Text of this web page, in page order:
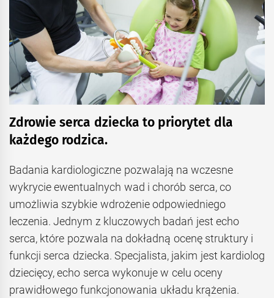
Zdrowie serca dziecka to priorytet dla
każdego rodzica.
Badania kardiologiczne pozwalają na wczesne
wykrycie ewentualnych wad i chorób serca, co
umożliwia szybkie wdrożenie odpowiedniego
leczenia. Jednym z kluczowych badań jest echo
serca, które pozwala na dokładną ocenę struktury i
funkcji serca dziecka. Specjalista, jakim jest kardiolog
dziecięcy, echo serca wykonuje w celu oceny
prawidłowego funkcjonowania układu krążenia.